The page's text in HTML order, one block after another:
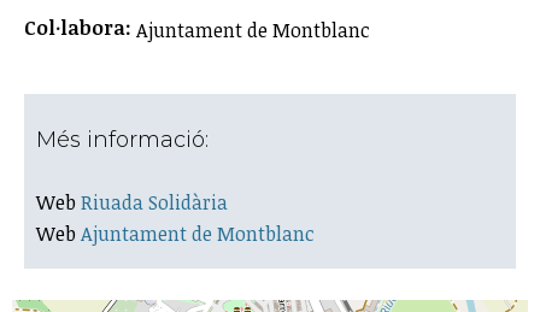
Col·labora: Ajuntament de Montblanc
Més informació:
Web Riuada Solidària
Web Ajuntament de Montblanc